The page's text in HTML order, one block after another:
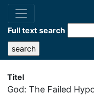
Full text search
Titel
God: The Failed